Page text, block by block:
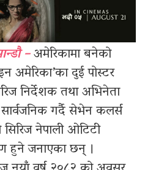
–अमेरिकामा बनेको
अमेरिका’का दुई पोस्टर
निर्देशक तथा अभिनेता
गर्दै सेभेन कलर्स
नेपाली ओटिटी
हुने जनाएका छन् ।